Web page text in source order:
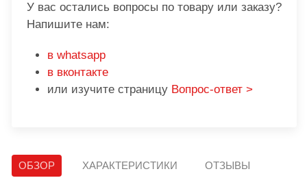
У вас остались вопросы по товару или заказу?
Напишите нам:
в whatsapp
в вконтакте
или изучите страницу Вопрос-ответ >
ОБЗОР ХАРАКТЕРИСТИКИ ОТЗЫВЫ